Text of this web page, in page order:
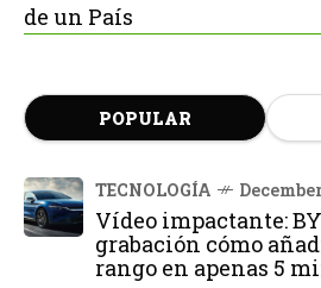
de un País
POPULAR
TECNOLOGÍA
Vídeo impactante:
grabación cómo
rango en apenas 5